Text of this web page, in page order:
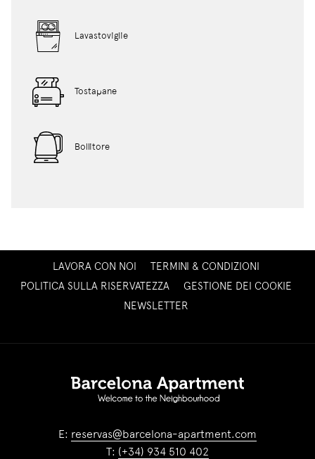
Lavastoviglie
Tostapane
Bollitore
LAVORA CON NOI
APRE
IN
TERMINI & CONDIZIONI
POLITICA SULLA RISERVATEZZA
GESTIONE DEI COOKIE
NEWSLETTER
SCHEDA
E: reservas@barcelona-apartment.com
T: (+34) 934 510 402